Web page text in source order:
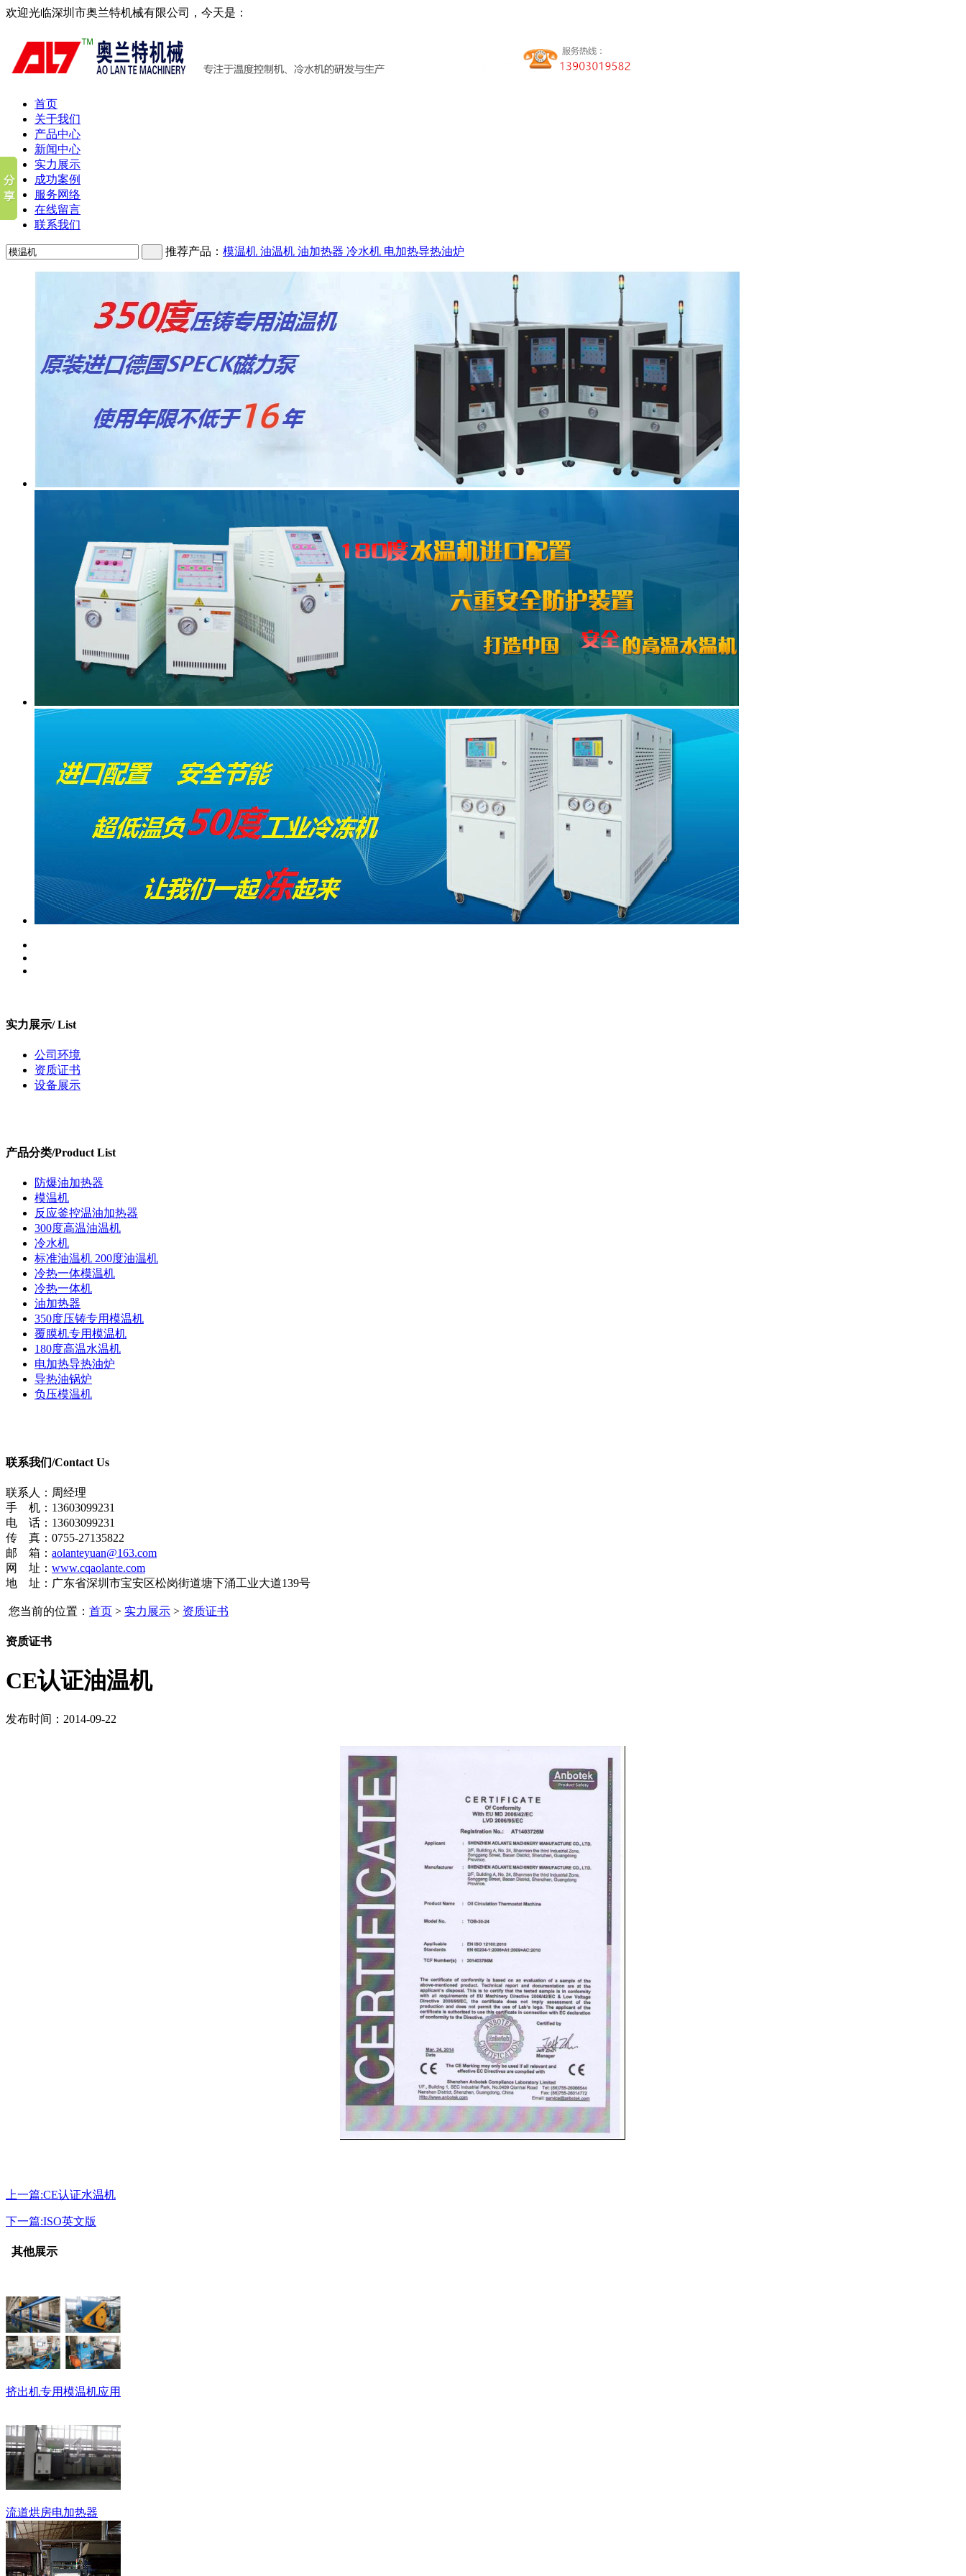
欢迎光临深圳市奥兰特机械有限公司，今天是：
首页
关于我们
产品中心
新闻中心
实力展示
成功案例
服务网络
在线留言
联系我们
推荐产品： 模温机 油温机 油加热器 冷水机 电加热导热油炉
实力展示/List
公司环境
资质证书
设备展示
产品分类/Product List
防爆油加热器
模温机
反应釜控温油加热器
300度高温油温机
冷水机
标准油温机 200度油温机
冷热一体模温机
冷热一体机
油加热器
350度压铸专用模温机
覆膜机专用模温机
180度高温水温机
电加热导热油炉
导热油锅炉
负压模温机
联系我们/Contact Us
联系人：周经理
手 机：13603099231
电 话：13603099231
传 真：0755-27135822
邮 箱： aolanteyuan@163.com
网 址： www.cqaolante.com
地 址：广东省深圳市宝安区松岗街道塘下涌工业大道139号
您当前的位置： 首页 > 实力展示 > 资质证书
资质证书
CE认证油温机
发布时间：2014-09-22
上一篇:CE认证水温机
下一篇:ISO英文版
其他展示
挤出机专用模温机应用
流道烘房电加热器